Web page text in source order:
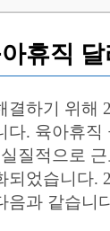
휴직
결하기 위해
다. 육아휴직
질적으로
되었습니다.
음과 같습니